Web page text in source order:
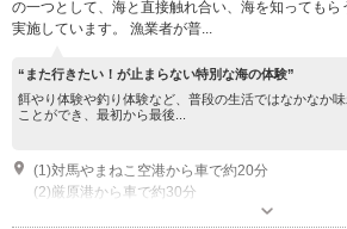
の一つとして、海と直接触れ合い、海を知ってもら
実施しています。 漁業者が普...
“また行きたい！が止まらない特別な海の体験”
餌やり体験や釣り体験など、普段の生活ではなかなか
ことができ、最初から最後...
(1)対馬やまねこ空港から車で約20分
(2)厳原港から車で約30分
営業：火曜日-日曜日（月曜日定休） 営業時間：